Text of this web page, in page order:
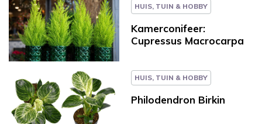
HUIS, TUIN & HOBBY
Kamerconifeer:
Cupressus Macrocarpa
HUIS, TUIN & HOBBY
Philodendron Birkin